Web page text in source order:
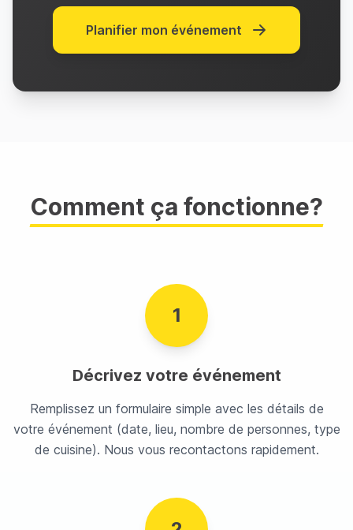
Planifier mon événement
Comment ça fonctionne?
1
Décrivez votre événement
Remplissez un formulaire simple avec les détails de
votre événement (date, lieu, nombre de personnes, type
de cuisine). Nous vous recontactons rapidement.